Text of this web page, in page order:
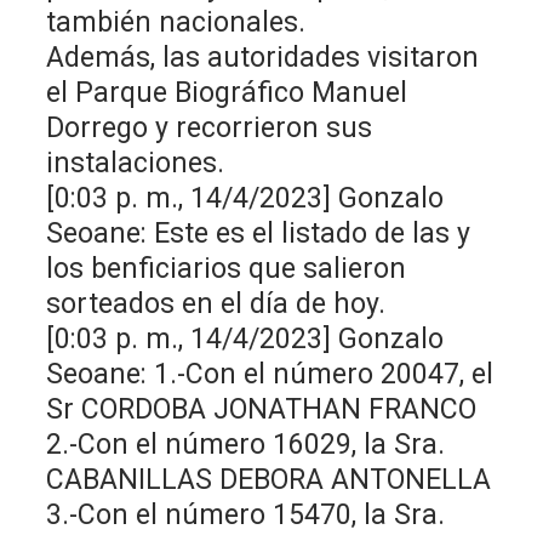
también nacionales.
Además, las autoridades visitaron
el Parque Biográfico Manuel
Dorrego y recorrieron sus
instalaciones.
[0:03 p. m., 14/4/2023] Gonzalo
Seoane: Este es el listado de las y
los benficiarios que salieron
sorteados en el día de hoy.
[0:03 p. m., 14/4/2023] Gonzalo
Seoane: 1.-Con el número 20047, el
Sr CORDOBA JONATHAN FRANCO
2.-Con el número 16029, la Sra.
CABANILLAS DEBORA ANTONELLA
3.-Con el número 15470, la Sra.